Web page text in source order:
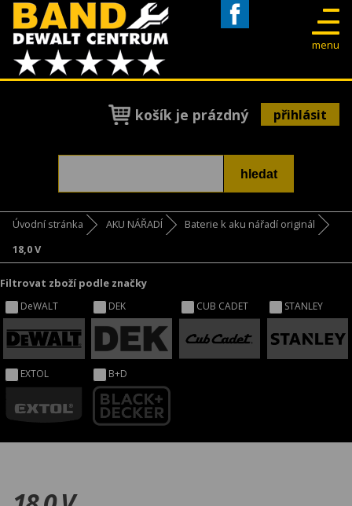
menu
košík je prázdný přihlásit
Úvodní stránka AKU NÁŘADÍ
Baterie k aku nářadí originál
18,0 V
Filtrovat zboží podle značky
DeWALT DEK CUB CADET STANLEY
EXTOL B+D